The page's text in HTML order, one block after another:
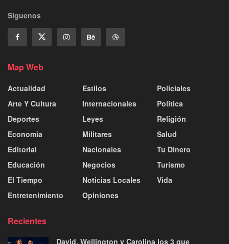
Siguenos
Map Web
Actualidad
Arte Y Cultura
Deportes
Economía
Editorial
Educación
El Tiempo
Entretenimiento
Estilos
Internacionales
Leyes
Militares
Nacionales
Negocios
Noticias Locales
Opiniones
Policiales
Politica
Religión
Salud
Tu Dinero
Turismo
Vida
Recientes
David, Wellington y Carolina los 3 que